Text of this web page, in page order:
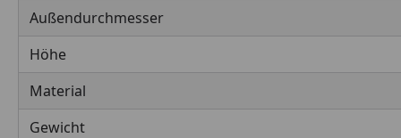
Außendurchmesser
Höhe
Material
Gewicht